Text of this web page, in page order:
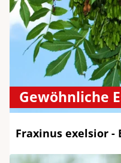
Gewöhnliche
Fraxinus exelsior -